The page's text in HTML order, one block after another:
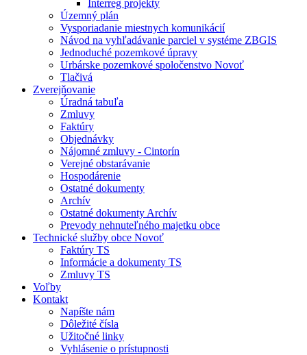
Interreg projekty
Územný plán
Vysporiadanie miestnych komunikácií
Návod na vyhľadávanie parciel v systéme ZBGIS
Jednoduché pozemkové úpravy
Urbárske pozemkové spoločenstvo Novoť
Tlačivá
Zverejňovanie
Úradná tabuľa
Zmluvy
Faktúry
Objednávky
Nájomné zmluvy - Cintorín
Verejné obstarávanie
Hospodárenie
Ostatné dokumenty
Archív
Ostatné dokumenty Archív
Prevody nehnuteľného majetku obce
Technické služby obce Novoť
Faktúry TS
Informácie a dokumenty TS
Zmluvy TS
Voľby
Kontakt
Napíšte nám
Dôležité čísla
Užitočné linky
Vyhlásenie o prístupnosti